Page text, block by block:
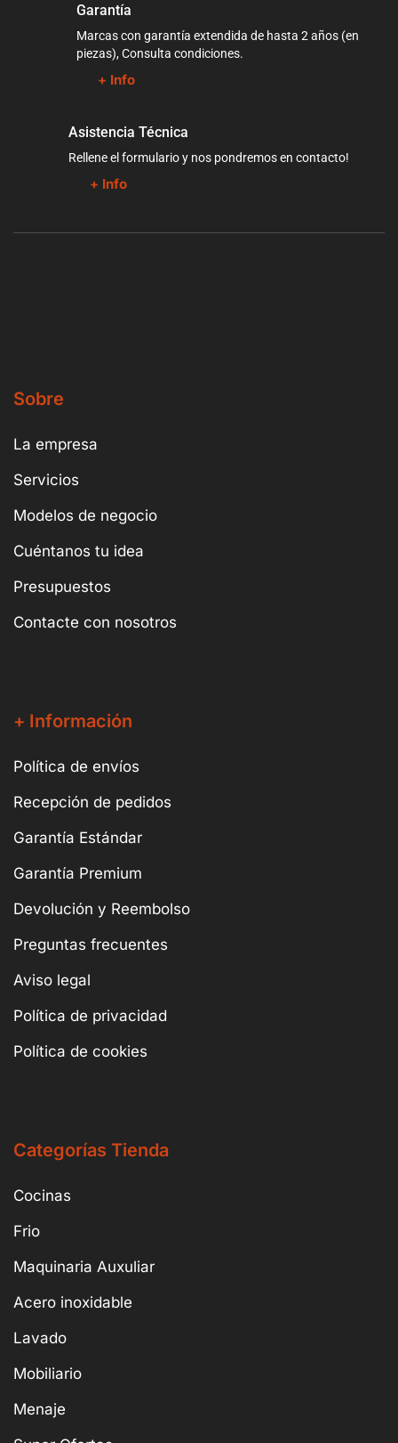
Garantía
Marcas con garantía extendida de hasta 2 años (en
piezas), Consulta condiciones.
+ Info
Asistencia Técnica
Rellene el formulario y nos pondremos en contacto!
+ Info
Sobre
La empresa
Servicios
Modelos de negocio
Cuéntanos tu idea
Presupuestos
Contacte con nosotros
+ Información
Política de envíos
Recepción de pedidos
Garantía Estándar
Garantía Premium
Devolución y Reembolso
Preguntas frecuentes
Aviso legal
Política de privacidad
Política de cookies
Categorías Tienda
Cocinas
Frio
Maquinaria Auxuliar
Acero inoxidable
Lavado
Mobiliario
Menaje